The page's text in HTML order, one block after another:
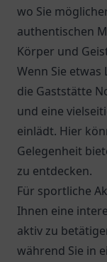
wo Sie
authentischen
Körper und
Wenn Sie
die Gaststätte
und eine
einlädt. Hier
Gelegenheit
zu entdecken.
Für sportliche
Ihnen eine
aktiv zu
während Sie in